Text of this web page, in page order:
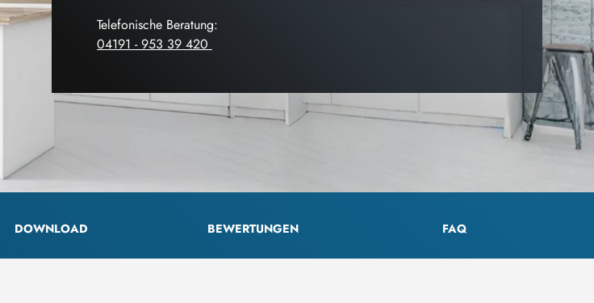
Telefonische Beratung:
04191 - 953 39 420
DOWNLOAD BEWERTUNGEN FAQ